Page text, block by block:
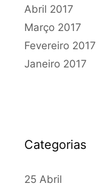
Abril 2017
Março 2017
Fevereiro 2017
Janeiro 2017
Categorias
25 Abril